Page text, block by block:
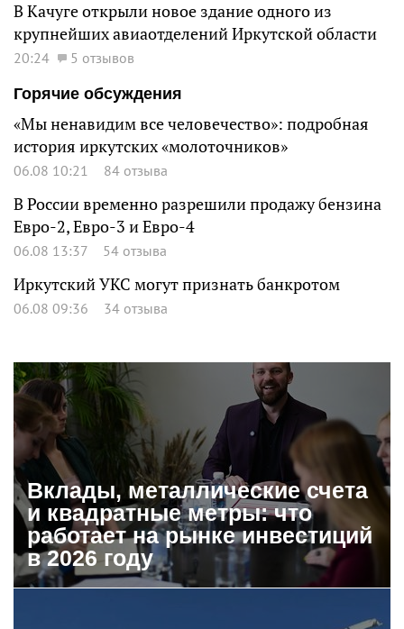
В Качуге открыли новое здание одного из
крупнейших авиаотделений Иркутской области
20:24
5 отзывов
Горячие обсуждения
«Мы ненавидим все человечество»: подробная
история иркутских «молоточников»
06.08 10:21 84 отзыва
В России временно разрешили продажу бензина
Евро-2, Евро-3 и Евро-4
06.08 13:37 54 отзыва
Иркутский УКС могут признать банкротом
06.08 09:36 34 отзыва
Вклады, металлические счета
и квадратные метры: что
работает на рынке инвестиций
в 2026 году